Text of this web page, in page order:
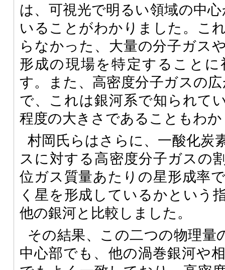
は、可視光で明るい領域の中
いることがわかりました。こ
らなかった、大量の分子ガス
形成の現場を特定すること
す。また、高密度分子ガスの
で、これは銀河系で知られて
程度の大きさであることもわ
村岡氏らはさらに、一酸化炭
スに対する高密度分子ガスの
位ガス質量あたりの星形成率
く星を形成しているかという
他の銀河と比較しました。
その結果、この二つの物理量
中心部でも、他の渦巻銀河や